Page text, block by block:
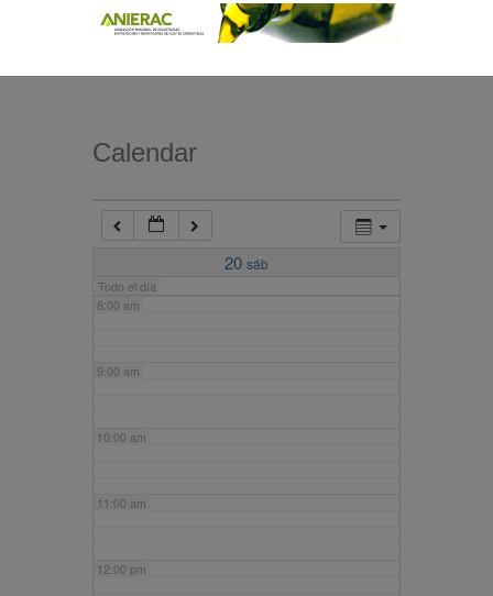
Calendar
20 sáb
Todo el día
7:00 am
8:00 am
9:00 am
10:00 am
11:00 am
12:00 pm